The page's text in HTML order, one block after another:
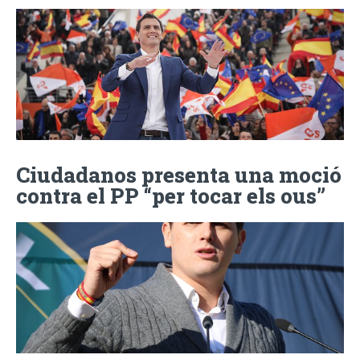
Ciudadanos presenta una moció
contra el PP “per tocar els ous”